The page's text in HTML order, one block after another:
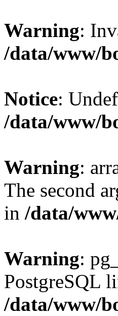
Warning:
/data/www/
Notice:
/data/www/
Warning:
The second
in /data/
Warning:
PostgreSQL
/data/www/